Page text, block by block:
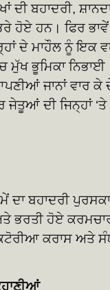
ਦੀ ਬਹਾਦਰੀ,
ਹੋਏ ਹਨ। ਫਿਰ ਭਾਵੇਂ
ਦੇ ਮਾਹੌਲ ਨੂੰ ਇਕ
ਮੁੱਖ ਭੂਮਿਕਾ
ਜਾਨਾਂ ਵਾਰ
ਦੀ ਜਿਨ੍ਹਾਂ ‘ਤੇ
ਦਾ ਬਹਾਦਰੀ
ਭਰਤੀ ਹੋਏ
ਕਰਾਸ ਅਤੇ